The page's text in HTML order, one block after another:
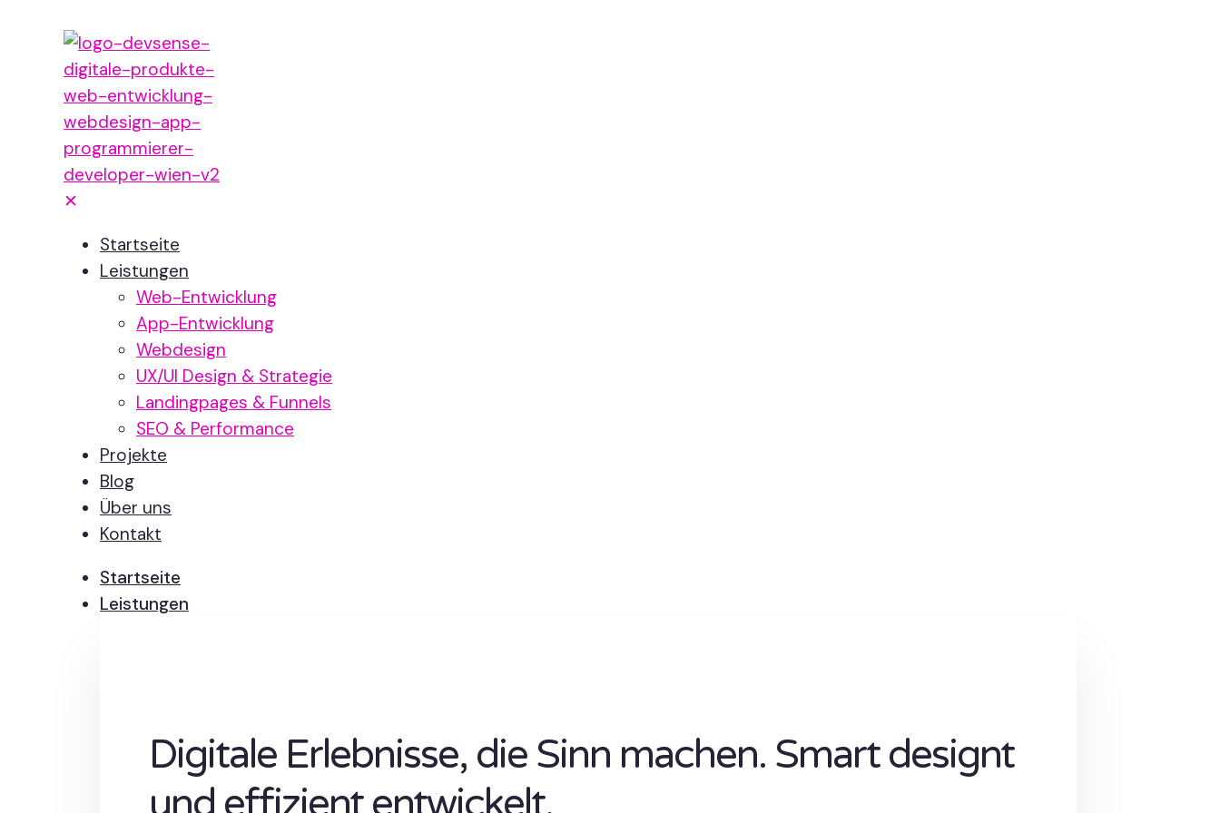
✕
Startseite
Leistungen
Web-Entwicklung
App-Entwicklung
Webdesign
UX/UI Design & Strategie
Landingpages & Funnels
SEO & Performance
Projekte
Blog
Über uns
Kontakt
Startseite
Leistungen
Digitale Erlebnisse, die Sinn machen. Smart designt